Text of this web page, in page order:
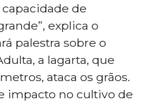
de
explica o
palestra sobre o
a lagarta, que
ataca os grãos.
impacto no cultivo de